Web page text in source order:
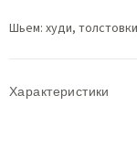
Шьем: худи,
Характеристики